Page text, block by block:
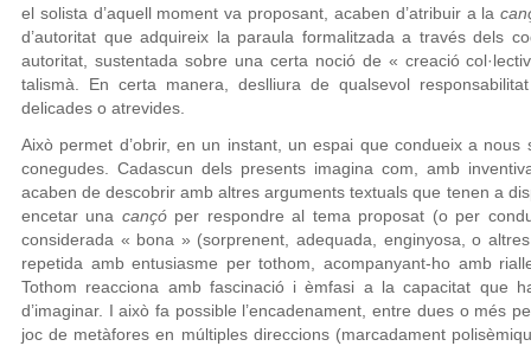
el solista d’aquell moment va proposant, acaben d’atribuir a la
d’autoritat que adquireix la paraula formalitzada a través dels
autoritat, sustentada sobre una certa noció de « creació
talismà. En certa manera, deslliura de qualsevol
delicades o atrevides.
Això permet d’obrir, en un instant, un espai que condueix a
conegudes. Cadascun dels presents imagina com, amb
acaben de descobrir amb altres arguments textuals que tenen a
encetar una cançóper respondre al tema proposat (o per
considerada « bona » (sorprenent, adequada, enginyosa, o
repetida amb entusiasme per tothom, acompanyant-ho amb
Tothom reacciona amb fascinació i èmfasi a la capacitat que
d’imaginar. I això fa possible l’encadenament, entre dues o més
joc de metàfores en múltiples direccions (marcadament